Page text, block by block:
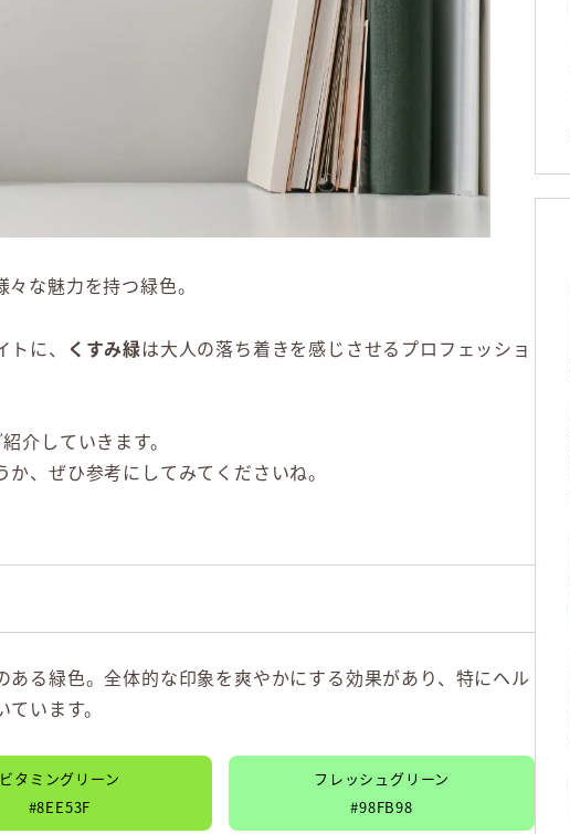
な魅力を持つ緑色。
に、 くすみ緑は大人の落ち着きを感じさせるプロフェッショ
介していきます。
、ぜひ参考にしてみてくださいね。
る緑色。全体的な印象を爽やかにする効果があり、特にヘル
います。
ビタミングリーン
#8EE53F
フレッシュグリーン
#98FB98